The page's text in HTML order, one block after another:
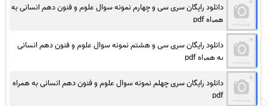
دانلود رایگان سری سی و چهارم نمونه سوال علوم و فنون دهم انسانی به
همراه pdf
دانلود رایگان سری سی و هشتم نمونه سوال علوم و فنون دهم انسانی
به همراه pdf
دانلود رایگان سری چهلم نمونه سوال علوم و فنون دهم انسانی به همراه
pdf